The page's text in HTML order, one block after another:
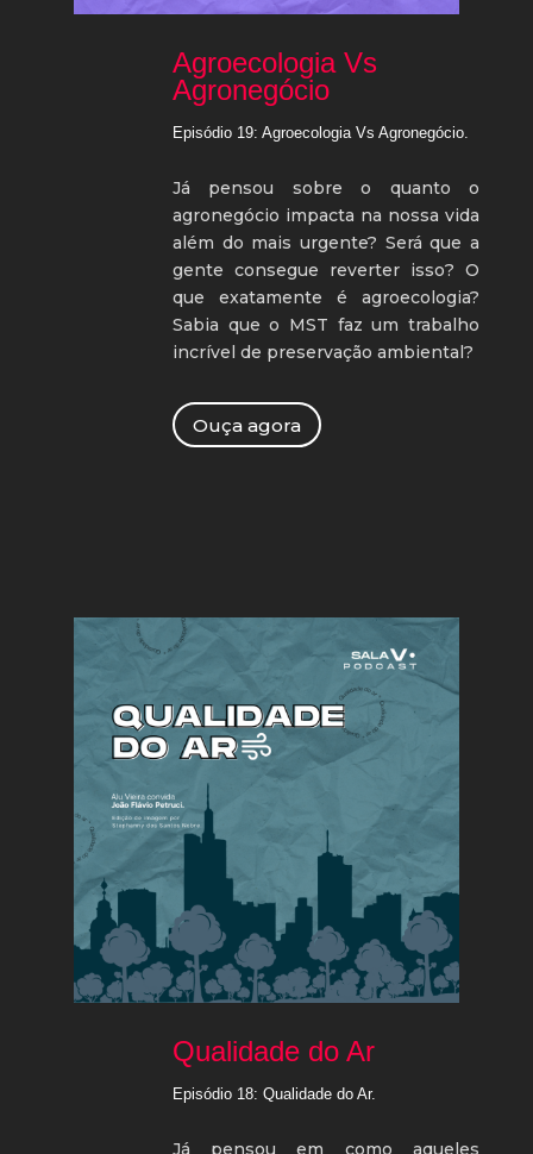
Agroecologia Vs
Agronegócio
Episódio 19: Agroecologia Vs Agronegócio.
Já pensou sobre o quanto o
agronegócio impacta na nossa vida
além do mais urgente? Será que a
gente consegue reverter isso? O
que exatamente é agroecologia?
Sabia que o MST faz um trabalho
incrível de preservação ambiental?
Ouça agora
Qualidade do Ar
Episódio 18: Qualidade do Ar.
Já pensou em como aqueles